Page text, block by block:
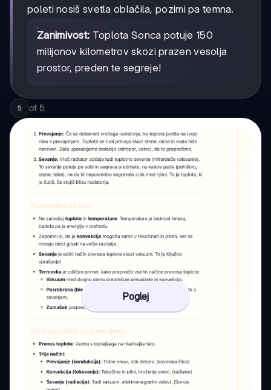
poleti nosiš svetla oblačila, pozimi pa temna.
Zanimivost: Toplota Sonca potuje 150
milijonov kilometrov skozi prazen vesolja
prostor, preden te segreje!
5 of 5
Poglej